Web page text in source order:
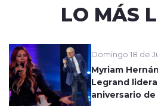
LO MÁS
Domingo 18 de
Myriam
Legrand
aniversario de